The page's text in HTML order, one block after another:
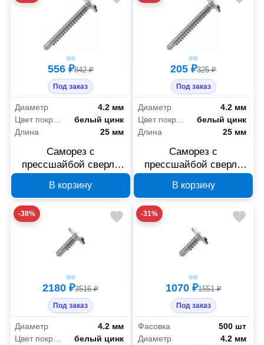
556 ₽842 ₽
Под заказ
Диаметр
4.2 мм
Цвет покрытия
белый цинк
Длина
25 мм
Саморез с
прессшайбой сверло
ГОСТ 4,2x25 250 шт
PR17.00340
В корзину
205 ₽325 ₽
Под заказ
Диаметр
4.2 мм
Цвет покрытия
белый цинк
Длина
25 мм
Саморез с
прессшайбой сверло
ГОСТ 4,2x25 1000 шт
PR17.00338
В корзину
-38%
2180 ₽3516 ₽
Под заказ
Диаметр
4.2 мм
белый цинк
-31%
1070 ₽1551 ₽
Под заказ
Фасовка
500 шт
Диаметр
4.2 мм